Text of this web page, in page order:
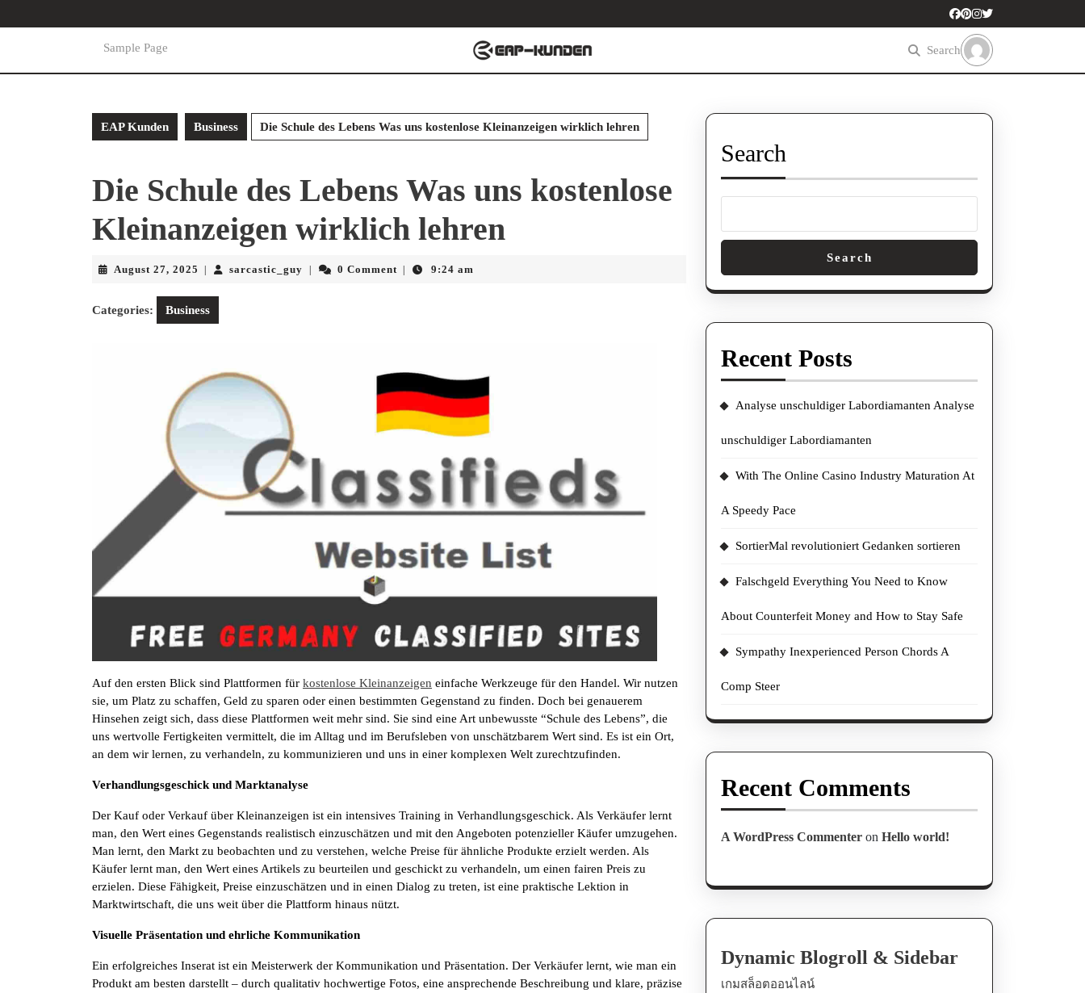
to
Sample Page Search
EAP Kunden Business Die Schule des Lebens Was uns kostenlose Kleinanzeigen wirklich lehren
Die Schule des Lebens Was uns kostenlose
Kleinanzeigen wirklich lehren
August 27, 2025 August
2025
sarcastic_guy sarcastic_guy
0 Comment 9:24 am
Categories: Business
Auf den ersten Blick sind Plattformen für kostenlose Kleinanzeigen einfache Werkzeuge für den Handel. Wir nutzen
sie, um Platz zu schaffen, Geld zu sparen oder einen bestimmten Gegenstand zu finden. Doch bei genauerem
Hinsehen zeigt sich, dass diese Plattformen weit mehr sind. Sie sind eine Art unbewusste “Schule des Lebens”, die
uns wertvolle Fertigkeiten vermittelt, die im Alltag und im Berufsleben von unschätzbarem Wert sind. Es ist ein Ort,
an dem wir lernen, zu verhandeln, zu kommunizieren und uns in einer komplexen Welt zurechtzufinden.
Verhandlungsgeschick und Marktanalyse
Der Kauf oder Verkauf über Kleinanzeigen ist ein intensives Training in Verhandlungsgeschick. Als Verkäufer lernt
man, den Wert eines Gegenstands realistisch einzuschätzen und mit den Angeboten potenzieller Käufer umzugehen.
Man lernt, den Markt zu beobachten und zu verstehen, welche Preise für ähnliche Produkte erzielt werden. Als
Käufer lernt man, den Wert eines Artikels zu beurteilen und geschickt zu verhandeln, um einen fairen Preis zu
erzielen. Diese Fähigkeit, Preise einzuschätzen und in einen Dialog zu treten, ist eine praktische Lektion in
Marktwirtschaft, die uns weit über die Plattform hinaus nützt.
Visuelle Präsentation und ehrliche Kommunikation
Ein erfolgreiches Inserat ist ein Meisterwerk der Kommunikation und Präsentation. Der Verkäufer lernt, wie man ein
Produkt am besten darstellt – durch qualitativ hochwertige Fotos, eine ansprechende Beschreibung und klare, präzise
Search
Search
Recent Posts
Analyse unschuldiger Labordiamanten Analyse
unschuldiger Labordiamanten
With The Online Casino Industry Maturation At
A Speedy Pace
SortierMal revolutioniert Gedanken sortieren
Falschgeld Everything You Need to Know
About Counterfeit Money and How to Stay Safe
Sympathy Inexperienced Person Chords A
Comp Steer
Recent Comments
A WordPress Commenter on Hello world!
Dynamic Blogroll & Sidebar
เกมสล็อตออนไลน์